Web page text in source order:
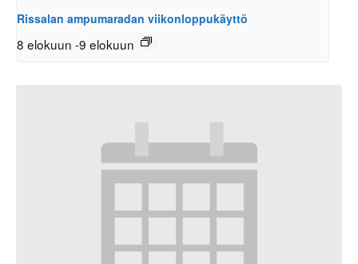
Rissalan ampumaradan viikonloppukäyttö
8 elokuun -9 elokuun